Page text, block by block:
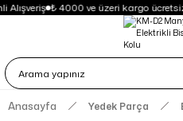
Alışveriş ₺ 4000 ve üzeri kargo
Anasayfa Yedek Parça